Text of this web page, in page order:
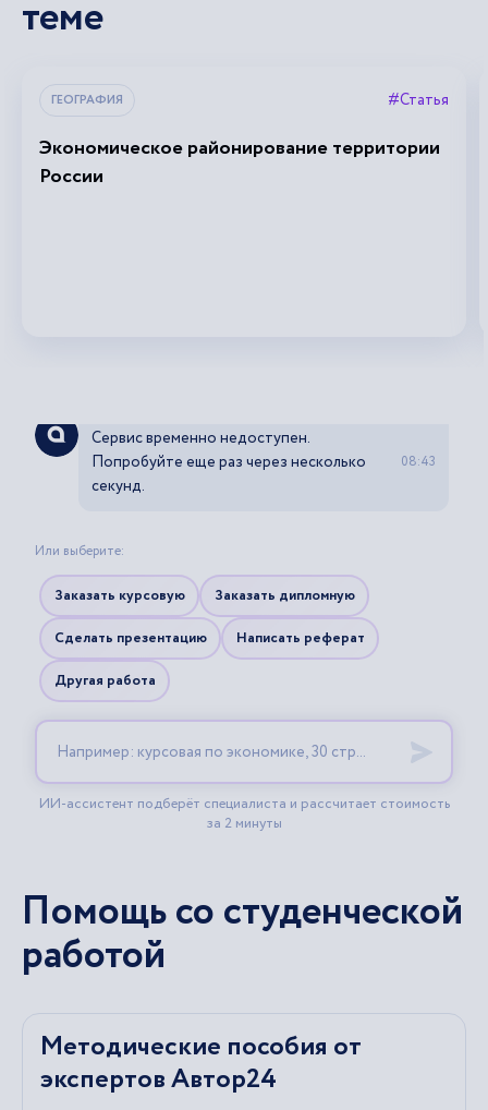
теме
ГЕОГРАФИЯ #Статья
Экономическое районирование территории
России
Помощь со студенческой
работой
Методические пособия от
экспертов Автор24